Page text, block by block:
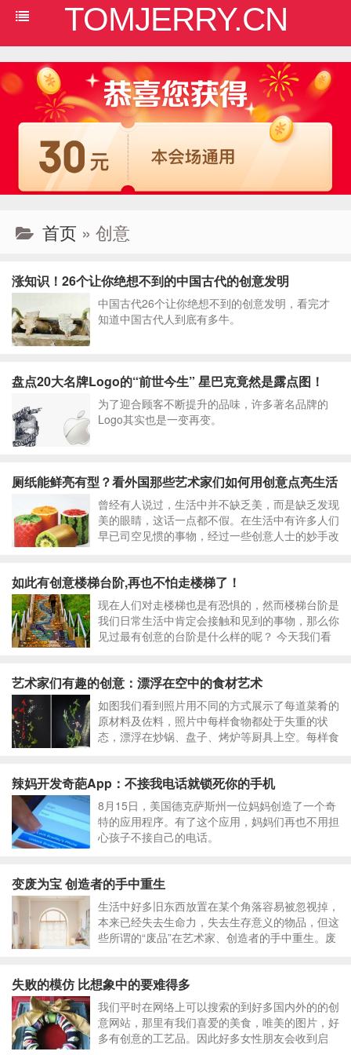
TOMJERRY.CN
首页 » 创意
涨知识！26个让你绝想不到的中国古代的创意发明
中国古代26个让你绝想不到的创意发明，看完才
知道中国古代人到底有多牛。
盘点20大名牌Logo的“前世今生” 星巴克竟然是露点图！
为了迎合顾客不断提升的品味，许多著名品牌的
Logo其实也是一变再变。
厕纸能鲜亮有型？看外国那些艺术家们如何用创意点亮生活
曾经有人说过，生活中并不缺乏美，而是缺乏发现
美的眼睛，这话一点都不假。在生活中有许多人们
早已司空见惯的事物，经过一些创意人士的妙手改
如此有创意楼梯台阶,再也不怕走楼梯了！
现在人们对走楼梯也是有恐惧的，然而楼梯台阶是
我们日常生活中肯定会接触和见到的事物，那么你
见过最有创意的台阶是什么样的呢？ 今天我们看
艺术家们有趣的创意：漂浮在空中的食材艺术
如图我们看到照片用不同的方式展示了每道菜肴的
原材料及佐料，照片中每样食物都处于失重的状
态，漂浮在炒锅、盘子、烤炉等厨具上空。每样食
的精确含量，且食材在落入盛放容器之前也
辣妈开发奇葩App：不接我电话就锁死你的手机
8月15日，美国德克萨斯州一位妈妈创造了一个奇
特的应用程序。有了这个应用，妈妈们再也不用担
心孩子不接自己的电话。
变废为宝 创造者的手中重生
生活中好多旧东西放置在某个角落容易被忽视掉，
本来已经失去生命力，失去生存意义的物品，但这
些所谓的“废品”在艺术家、创造者的手中重生。废
失败的模仿 比想象中的要难得多
我们平时在网络上可以搜索的到好多国内外的的创
意网站，那里有我们喜爱的美食，唯美的图片，好
多有创意的工艺品。因此好多女性朋友会收到启